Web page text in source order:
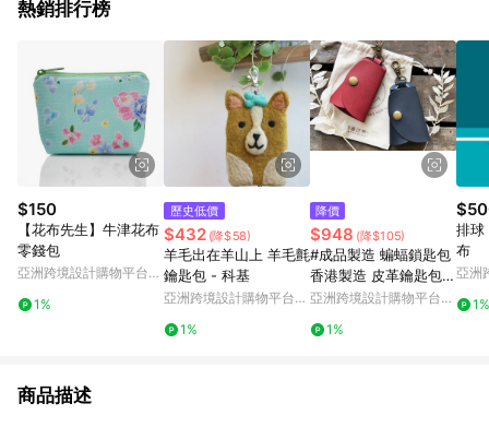
熱銷排行榜
$150
【花布先生】牛津花布
零錢包
亞洲跨境設計購物平台
1%
歷史低價
$432 (降$58)
羊毛出在羊山上 羊毛氈
鑰匙包 - 科基
亞洲跨境設計購物平台
1%
降價
$948 (降$105)
#成品製造 蝙蝠鎖匙包
香港製造 皮革鑰匙包
多容量 手工皮革
亞洲跨境設計購物平台
1%
排球
布
亞洲
1%
商品描述